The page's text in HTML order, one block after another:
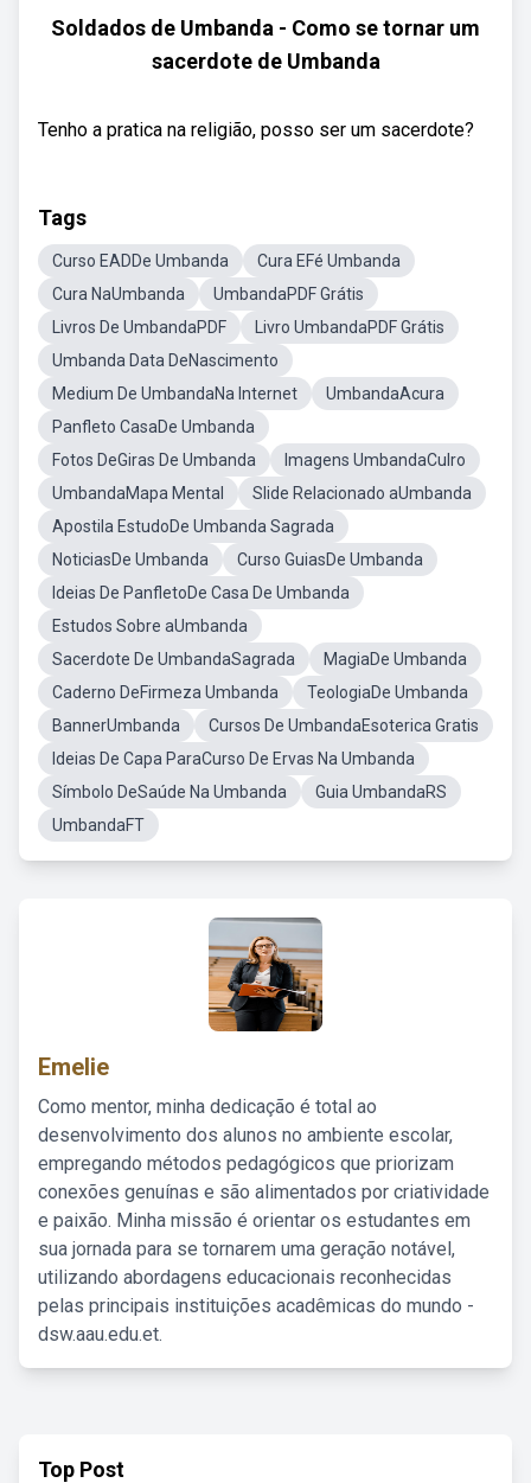
Soldados de Umbanda - Como se tornar um
sacerdote de Umbanda
Tenho a pratica na religião, posso ser um sacerdote?
Tags
Curso EADDe Umbanda
Cura EFé Umbanda
Cura NaUmbanda
UmbandaPDF Grátis
Livros De UmbandaPDF
Livro UmbandaPDF Grátis
Umbanda Data DeNascimento
Medium De UmbandaNa Internet
UmbandaAcura
Panfleto CasaDe Umbanda
Fotos DeGiras De Umbanda
Imagens UmbandaCulro
UmbandaMapa Mental
Slide Relacionado aUmbanda
Apostila EstudoDe Umbanda Sagrada
NoticiasDe Umbanda
Curso GuiasDe Umbanda
Ideias De PanfletoDe Casa De Umbanda
Estudos Sobre aUmbanda
Sacerdote De UmbandaSagrada
MagiaDe Umbanda
Caderno DeFirmeza Umbanda
TeologiaDe Umbanda
BannerUmbanda
Cursos De UmbandaEsoterica Gratis
Ideias De Capa ParaCurso De Ervas Na Umbanda
Símbolo DeSaúde Na Umbanda
Guia UmbandaRS
UmbandaFT
Emelie
Como mentor, minha dedicação é total ao
desenvolvimento dos alunos no ambiente escolar,
empregando métodos pedagógicos que priorizam
conexões genuínas e são alimentados por criatividade
e paixão. Minha missão é orientar os estudantes em
sua jornada para se tornarem uma geração notável,
utilizando abordagens educacionais reconhecidas
pelas principais instituições acadêmicas do mundo -
dsw.aau.edu.et.
Top Post